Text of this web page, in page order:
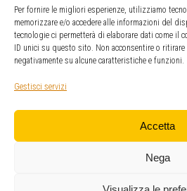
Per fornire le migliori esperienze, utilizziamo
memorizzare e/o accedere alle informazioni del
tecnologie ci permetterà di elaborare dati come il
ID unici su questo sito. Non acconsentire o
negativamente su alcune caratteristiche e funzioni.
Gestisci servizi
Accetta
Nega
cod. SDI -5RUO82D
QUARTIERE FIERISTICO
Strada Provinciale, 45
31025 Santa Lucia di Piave (TV)
santaluciafiere@legalmail.it